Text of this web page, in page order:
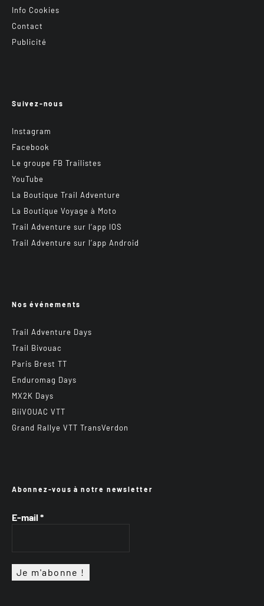
Info Cookies
Contact
Publicité
Suivez-nous
Instagram
Facebook
Le groupe FB Trailistes
YouTube
La Boutique Trail Adventure
La Boutique Voyage à Moto
Trail Adventure sur l’app IOS
Trail Adventure sur l’app Android
Nos événements
Trail Adventure Days
Trail Bivouac
Paris Brest TT
Enduromag Days
MX2K Days
BiiVOUAC VTT
Grand Rallye VTT TransVerdon
Abonnez-vous à notre newsletter
E-mail *